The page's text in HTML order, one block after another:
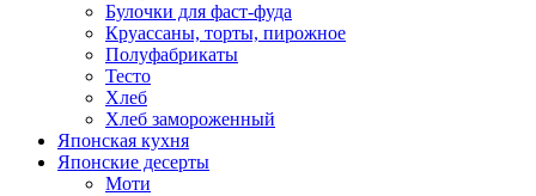
Булочки для фаст-фуда
Круассаны, торты, пирожное
Полуфабрикаты
Тесто
Хлеб
Хлеб замороженный
Японская кухня
Японские десерты
Моти